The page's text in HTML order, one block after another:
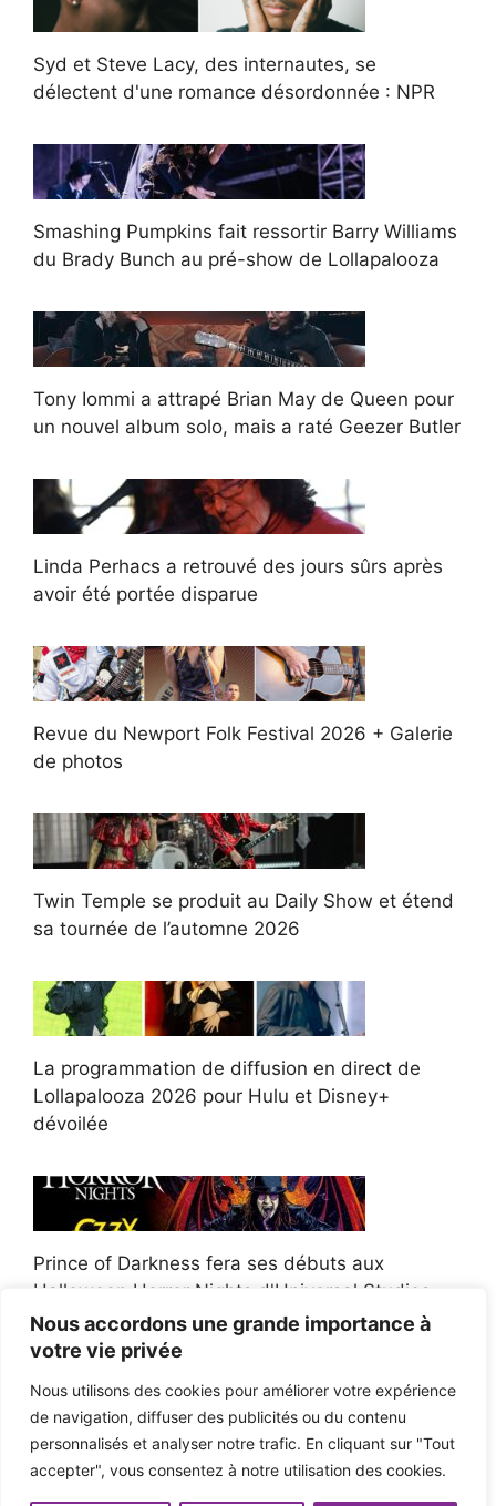
Nous accordons une grande importance à
votre vie privée
Nous utilisons des cookies pour améliorer votre expérience
de navigation, diffuser des publicités ou du contenu
personnalisés et analyser notre trafic. En cliquant sur "Tout
accepter", vous consentez à notre utilisation des cookies.
Syd et Steve Lacy, des internautes, se
délectent d'une romance désordonnée : NPR
Smashing Pumpkins fait ressortir Barry Williams
du Brady Bunch au pré-show de Lollapalooza
Tony Iommi a attrapé Brian May de Queen pour
un nouvel album solo, mais a raté Geezer Butler
Linda Perhacs a retrouvé des jours sûrs après
avoir été portée disparue
Revue du Newport Folk Festival 2026 + Galerie
de photos
Twin Temple se produit au Daily Show et étend
sa tournée de l’automne 2026
La programmation de diffusion en direct de
Lollapalooza 2026 pour Hulu et Disney+
dévoilée
Prince of Darkness fera ses débuts aux
Halloween Horror Nights d'Universal Studios
Afroman poursuit un policier de l'Ohio après la
victoire du jury en diffamation